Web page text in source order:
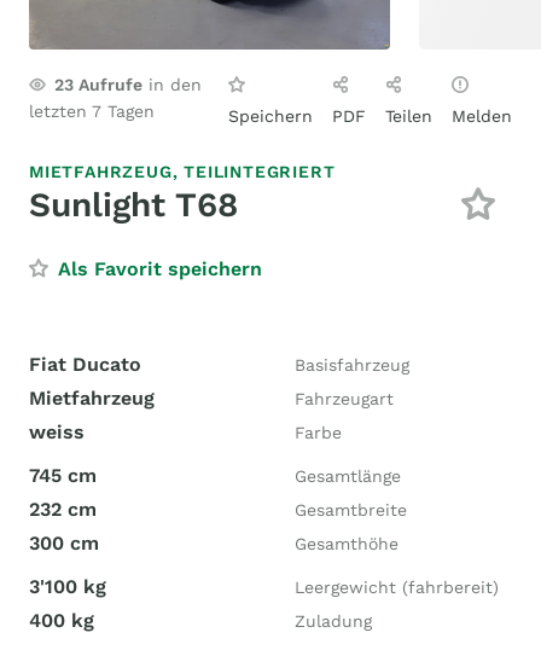
23 Aufrufe in den
letzten 7 Tagen
Speichern PDF Teilen Melden
MIETFAHRZEUG,TEILINTEGRIERT
Sunlight T68
Als Favorit speichern
Fiat Ducato Basisfahrzeug
Mietfahrzeug Fahrzeugart
weiss Farbe
745 cm Gesamtlänge
232 cm Gesamtbreite
300 cm Gesamthöhe
3'100 kg Leergewicht (fahrbereit)
400 kg Zuladung